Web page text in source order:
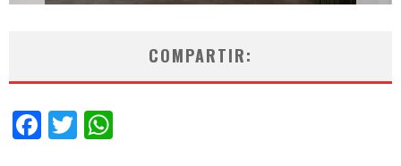
COMPARTIR:
Facebook
Twitter